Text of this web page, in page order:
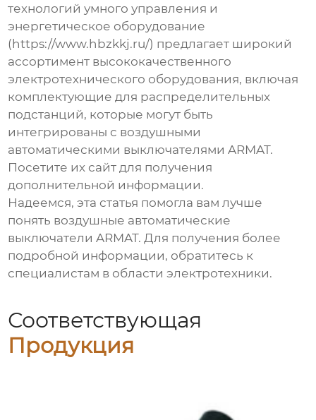
технологий умного управления и
энергетическое оборудование
( https://www.hbzkkj.ru/) предлагает широкий
ассортимент высококачественного
электротехнического оборудования, включая
комплектующие для распределительных
подстанций, которые могут быть
интегрированы с воздушными
автоматическими выключателями ARMAT.
Посетите их сайт для получения
дополнительной информации.
Надеемся, эта статья помогла вам лучше
понять воздушные автоматические
выключатели ARMAT. Для получения более
подробной информации, обратитесь к
специалистам в области электротехники.
Соответствующая
Продукция